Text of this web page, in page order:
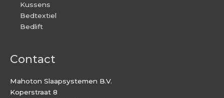
Kussens
Bedtextiel
Bedlift
Contact
Mahoton Slaapsystemen B.V.
Koperstraat 8